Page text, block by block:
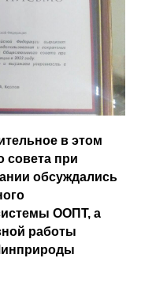
в этом
совета при
обсуждались
ООПТ, а
работы